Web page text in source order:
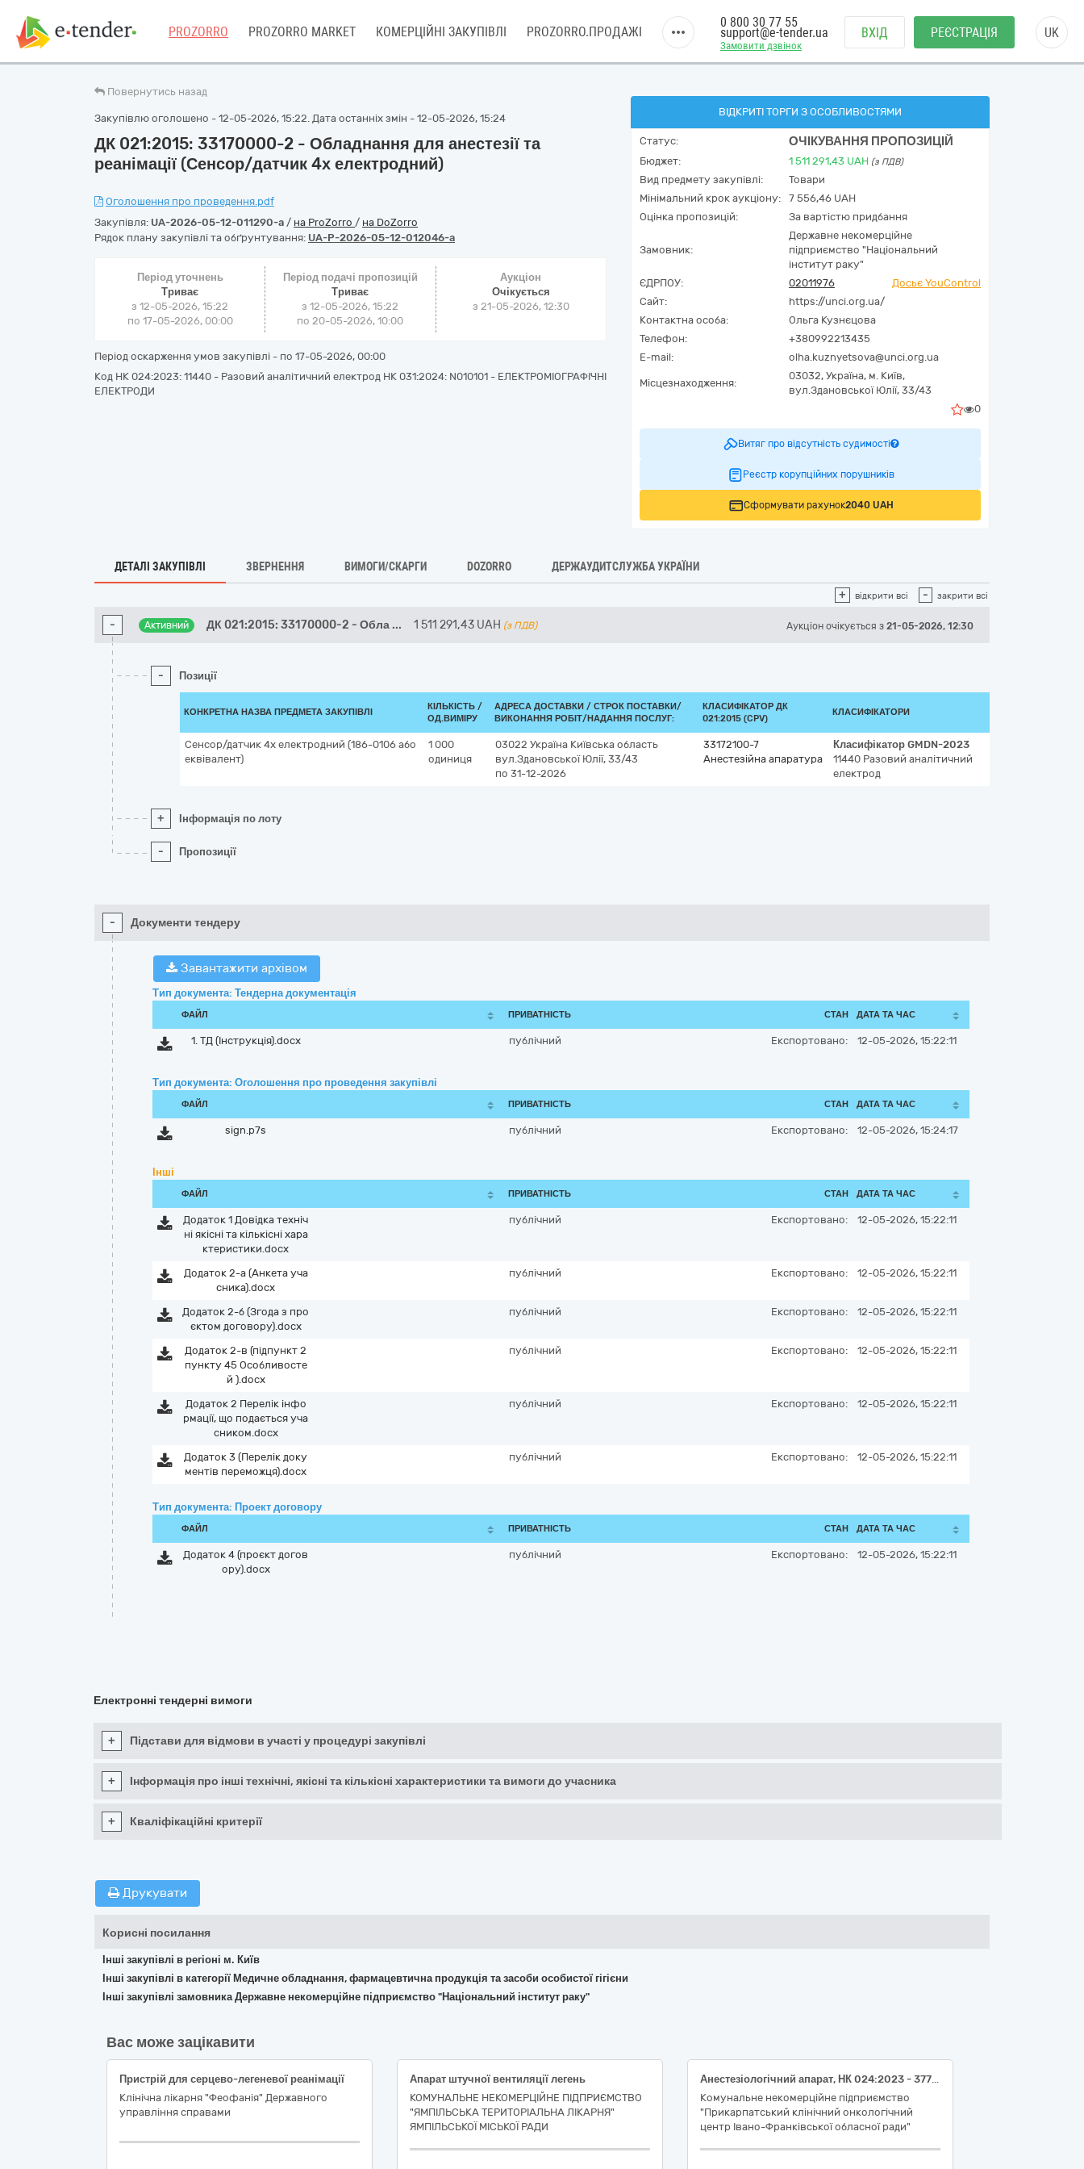
PROZORRO PROZORRO MARKET КОМЕРЦІЙНІ ЗАКУПІВЛІ PROZORRO.ПРОДАЖІ
Замовити дзвінок
0 800 30 77 55
support@e-tender.ua ВХІД РЕЄСТРАЦІЯ UK
Повернутись назад
Закупівлю оголошено - 12-05-2026, 15:22. Дата останніх змін - 12-05-2026, 15:24
ДК 021:2015: 33170000-2 - Обладнання для анестезії та
реанімації (Сенсор/датчик 4х електродний)
Оголошення про проведення.pdf
Закупівля: UA-2026-05-12-011290-a / на ProZorro / на DoZorro
Рядок плану закупівлі та обґрунтування: UA-P-2026-05-12-012046-a
Період уточнень
Триває
з 12-05-2026, 15:22
по 17-05-2026, 00:00
Період подачі пропозицій
Триває
з 12-05-2026, 15:22
по 20-05-2026, 10:00
Аукціон
Очікується
з 21-05-2026, 12:30
Період оскарження умов закупівлі - по 17-05-2026, 00:00
Код НК 024:2023: 11440 - Разовий аналітичний електрод НК 031:2024: N010101 - ЕЛЕКТРОМІОГРАФІЧНІ
ЕЛЕКТРОДИ
ВІДКРИТІ ТОРГИ З ОСОБЛИВОСТЯМИ
Статус: ОЧІКУВАННЯ ПРОПОЗИЦІЙ
Бюджет: 1 511 291,43 UAH (з ПДВ)
Вид предмету закупівлі:
Товари
Мінімальний крок аукціону:
7 556,46 UAH
Оцінка пропозицій:
За вартістю придбання
Замовник:
Державне некомерційне
підприємство "Національний
інститут раку"
ЄДРПОУ:
02011976
Досьє YouControl
Сайт:
https://unci.org.ua/
Контактна особа:
Ольга Кузнєцова
Телефон:
+380992213435
E-mail:
olha.kuznyetsova@unci.org.ua
Місцезнаходження:
03032, Україна, м. Київ,
вул.Здановської Юлії, 33/43
0
Витяг про відсутність судимості
Реєстр корупційних порушників
Сформувати рахунок2040 UAH
ДЕТАЛІ ЗАКУПІВЛІ ЗВЕРНЕННЯ ВИМОГИ/СКАРГИ DOZORRO ДЕРЖАУДИТСЛУЖБА УКРАЇНИ
+ відкрити всі - закрити всі
- Активний ДК 021:2015: 33170000-2 - Обла ... 1 511 291,43 UAH (з ПДВ) Аукціон очікується з 21-05-2026, 12:30
- Позиції
КОНКРЕТНА НАЗВА ПРЕДМЕТА ЗАКУПІВЛІ
КІЛЬКІСТЬ /
ОД.ВИМІРУ
АДРЕСА ДОСТАВКИ / СТРОК ПОСТАВКИ/
ВИКОНАННЯ РОБІТ/НАДАННЯ ПОСЛУГ:
КЛАСИФІКАТОР ДК
021:2015 (CPV)
КЛАСИФІКАТОРИ
Сенсор/датчик 4х електродний (186-0106 або
еквівалент)
1 000
одиниця
03022 Україна Київська область
вул.Здановської Юлії, 33/43
по 31-12-2026
33172100-7
Анестезійна апаратура
Класифікатор GMDN-2023
11440 Разовий аналітичний
електрод
+ Інформація по лоту
- Пропозиції
- Документи тендеру
Завантажити архівом
Тип документа: Тендерна документація
ФАЙЛ ПРИВАТНІСТЬ СТАН ДАТА ТА ЧАС
1. ТД (Інструкція).docx публічний Експортовано: 12-05-2026, 15:22:11
Тип документа: Оголошення про проведення закупівлі
ФАЙЛ ПРИВАТНІСТЬ СТАН ДАТА ТА ЧАС
sign.p7s публічний Експортовано: 12-05-2026, 15:24:17
Інші
ФАЙЛ ПРИВАТНІСТЬ СТАН ДАТА ТА ЧАС
Додаток 1 Довідка техніч
ні якісні та кількісні хара
ктеристики.docx
публічний Експортовано: 12-05-2026, 15:22:11
Додаток 2-а (Анкета уча
сника).docx
публічний Експортовано: 12-05-2026, 15:22:11
Додаток 2-б (Згода з про
єктом договору).docx
публічний Експортовано: 12-05-2026, 15:22:11
Додаток 2-в (підпункт 2
пункту 45 Особливосте
й ).docx
публічний Експортовано: 12-05-2026, 15:22:11
Додаток 2 Перелік інфо
рмації, що подається уча
сником.docx
публічний Експортовано: 12-05-2026, 15:22:11
Додаток 3 (Перелік доку
ментів переможця).docx
публічний Експортовано: 12-05-2026, 15:22:11
Тип документа: Проект договору
ФАЙЛ ПРИВАТНІСТЬ СТАН ДАТА ТА ЧАС
Додаток 4 (проєкт догов
ору).docx
публічний Експортовано: 12-05-2026, 15:22:11
Електронні тендерні вимоги
+ Підстави для відмови в участі у процедурі закупівлі
+ Інформація про інші технічні, якісні та кількісні характеристики та вимоги до учасника
+ Кваліфікаційні критерії
Друкувати
Корисні посилання
Інші закупівлі в регіоні м. Київ
Інші закупівлі в категорії Медичне обладнання, фармацевтична продукція та засоби особистої гігієни
Інші закупівлі замовника Державне некомерційне підприємство "Національний інститут раку"
Вас може зацікавити
Пристрій для серцево-легеневої реанімації
Клінічна лікарня "Феофанія" Державного
управління справами
Апарат штучної вентиляції легень
КОМУНАЛЬНЕ НЕКОМЕРЦІЙНЕ ПІДПРИЄМСТВО
"ЯМПІЛЬСЬКА ТЕРИТОРІАЛЬНА ЛІКАРНЯ"
ЯМПІЛЬСЬКОЇ МІСЬКОЇ РАДИ
Анестезіологічний апарат, НК 024:2023 - 37710 – Система анестезіологічна, загального призначення/НК 031:2024 - Z12030101 - Системи для анестезії
Комунальне некомерційне підприємство
"Прикарпатський клінічний онкологічний
центр Івано-Франківської обласної ради"